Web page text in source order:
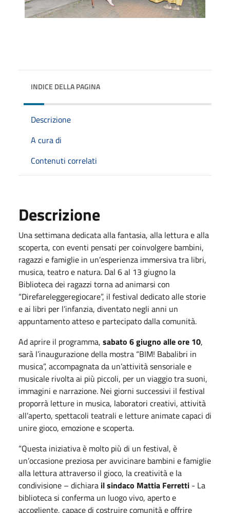
INDICE DELLA PAGINA
Descrizione
A cura di
Contenuti correlati
Descrizione
Una settimana dedicata alla fantasia, alla lettura e alla
scoperta, con eventi pensati per coinvolgere bambini,
ragazzi e famiglie in un’esperienza immersiva tra libri,
musica, teatro e natura. Dal 6 al 13 giugno la
Biblioteca dei ragazzi torna ad animarsi con
“Direfareleggeregiocare”, il festival dedicato alle storie
e ai libri per l’infanzia, diventato negli anni un
appuntamento atteso e partecipato dalla comunità.
Ad aprire il programma, sabato 6 giugno alle ore 10,
sarà l’inaugurazione della mostra “BIM! Babalibri in
musica”, accompagnata da un’attività sensoriale e
musicale rivolta ai più piccoli, per un viaggio tra suoni,
immagini e narrazione. Nei giorni successivi il festival
proporrà letture in musica, laboratori creativi, attività
all’aperto, spettacoli teatrali e letture animate capaci di
unire gioco, emozione e scoperta.
“Questa iniziativa è molto più di un festival, è
un’occasione preziosa per avvicinare bambini e famiglie
alla lettura attraverso il gioco, la creatività e la
condivisione – dichiara il sindaco Mattia Ferretti - La
biblioteca si conferma un luogo vivo, aperto e
accogliente, capace di costruire comunità e offrire